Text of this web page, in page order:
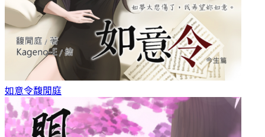
如意令馥閒庭